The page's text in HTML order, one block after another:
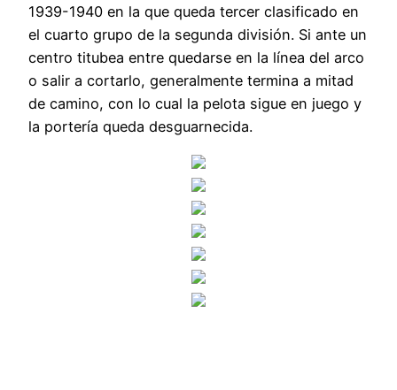
1939-1940 en la que queda tercer clasificado en
el cuarto grupo de la segunda división. Si ante un
centro titubea entre quedarse en la línea del arco
o salir a cortarlo, generalmente termina a mitad
de camino, con lo cual la pelota sigue en juego y
la portería queda desguarnecida.